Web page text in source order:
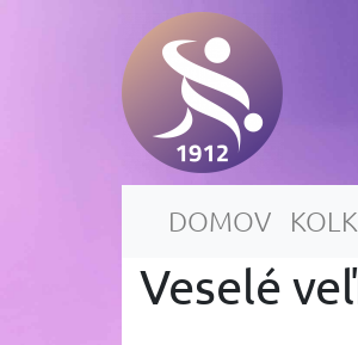
DOMOV
Veselé